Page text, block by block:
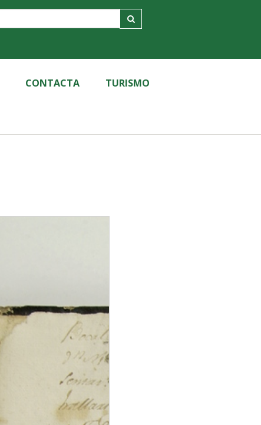
CONTACTA TURISMO